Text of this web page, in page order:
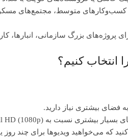
انتخاب کنیم؟
فضای بیشتری نیاز دارید.
که می‌خواهید ویدیوها برای چند روز